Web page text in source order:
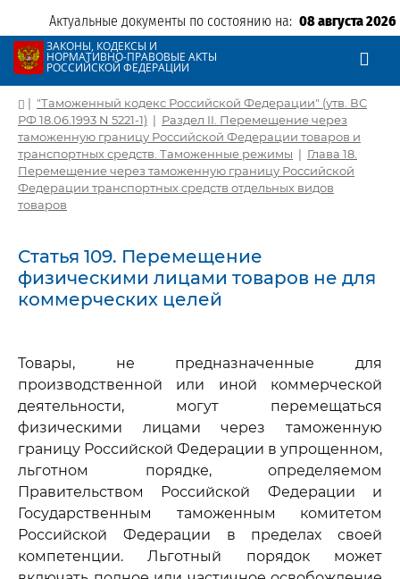
Актуальные документы по состоянию на: 08 августа 2026
ЗАКОНЫ, КОДЕКСЫ И
НОРМАТИВНО-ПРАВОВЫЕ АКТЫ
РОССИЙСКОЙ ФЕДЕРАЦИИ
| "Таможенный кодекс Российской Федерации" (утв. ВС
РФ 18.06.1993 N 5221-1) | Раздел II. Перемещение через
таможенную границу Российской Федерации товаров и
транспортных средств. Таможенные режимы | Глава 18.
Перемещение через таможенную границу Российской
Федерации транспортных средств отдельных видов
товаров
Статья 109. Перемещение
физическими лицами товаров не для
коммерческих целей
Товары, не предназначенные для
производственной или иной коммерческой
деятельности, могут перемещаться
физическими лицами через таможенную
границу Российской Федерации в упрощенном,
льготном порядке, определяемом
Правительством Российской Федерации и
Государственным таможенным комитетом
Российской Федерации в пределах своей
компетенции. Льготный порядок может